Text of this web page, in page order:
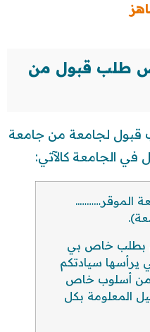
طلب قبول من
قبول لجامعة من جامعة
الجامعة كالآتي:
الموقر………..
بطلب خاص بي
يرأسها سيادتكم
من أسلوب خاص
المعلومة بكل